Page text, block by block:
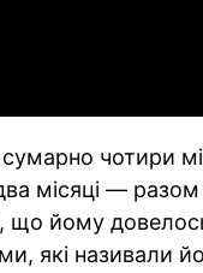
чотири
місяці —
що йому
які називали